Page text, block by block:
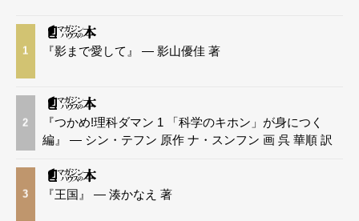
1 『影まで愛して』 — 影山優佳 著
2
『つかめ!理科ダマン 1 「科学のキホン」が身につく
編』 — シン・テフン 原作 ナ・スンフン 画 呉 華順 訳
3 『王国』 — 湊かなえ 著